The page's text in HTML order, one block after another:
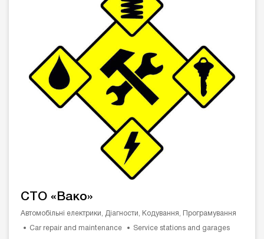
СТО «Вако»
Автомобільні електрики, Діагности, Кодування, Програмування
Car repair and maintenance Service stations and garages